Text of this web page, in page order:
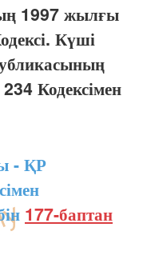
1997 жылғы
Күші
Кодексімен
- ҚР
177-баптан